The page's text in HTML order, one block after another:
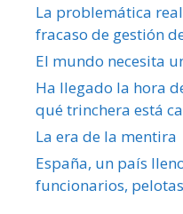
La problemática
fracaso de gestión
El mundo necesita
Ha llegado la hora
qué trinchera está
La era de la mentira
España, un país
funcionarios,